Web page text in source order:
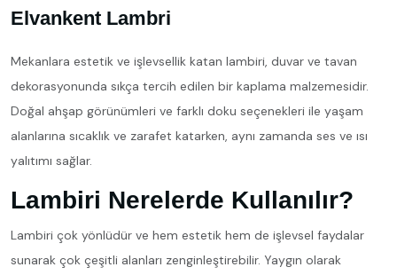
Elvankent Lambri
Mekanlara estetik ve işlevsellik katan lambiri, duvar ve tavan
dekorasyonunda sıkça tercih edilen bir kaplama malzemesidir.
Doğal ahşap görünümleri ve farklı doku seçenekleri ile yaşam
alanlarına sıcaklık ve zarafet katarken, aynı zamanda ses ve ısı
yalıtımı sağlar.
Lambiri Nerelerde Kullanılır?
Lambiri çok yönlüdür ve hem estetik hem de işlevsel faydalar
sunarak çok çeşitli alanları zenginleştirebilir. Yaygın olarak